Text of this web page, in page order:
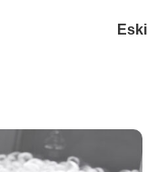
Eski